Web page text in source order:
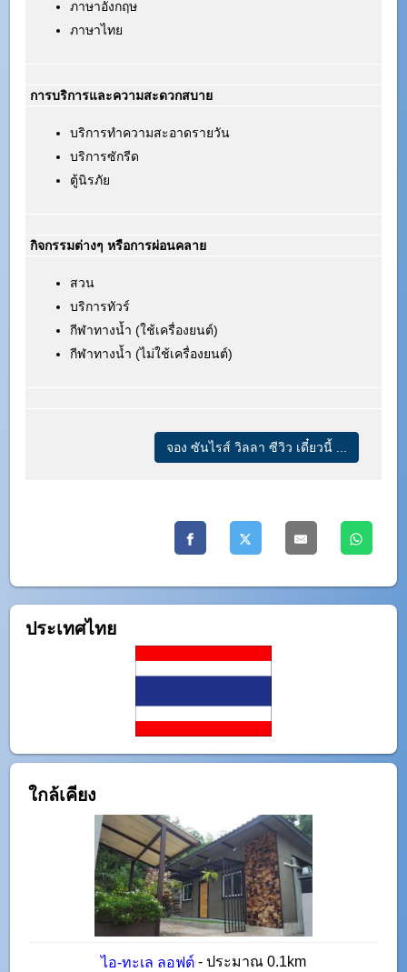
ภาษาอังกฤษ
ภาษาไทย
การบริการและความสะดวกสบาย
บริการทำความสะอาดรายวัน
บริการซักรีด
ตู้นิรภัย
กิจกรรมต่างๆ หรือการผ่อนคลาย
สวน
บริการทัวร์
กีฬาทางน้ำ (ใช้เครื่องยนต์)
กีฬาทางน้ำ (ไม่ใช้เครื่องยนต์)
จอง ซันไรส์ วิลลา ซีวิว เดี๋ยวนี้ ...
ประเทศไทย
ใกล้เคียง
ไอ-ทะเล ลอฟต์ - ประมาณ 0.1km